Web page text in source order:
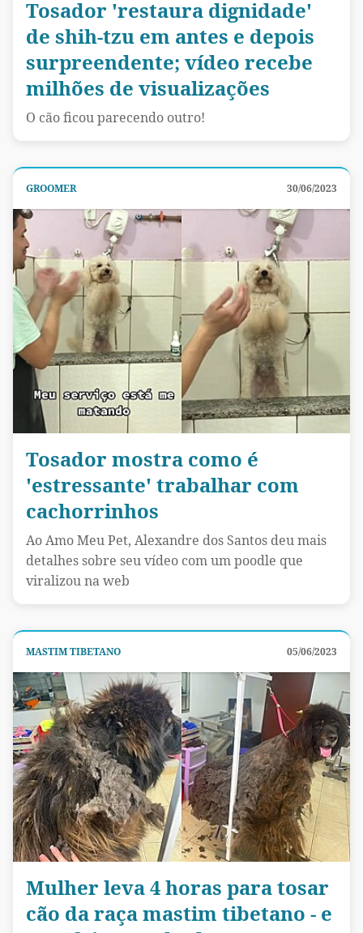
Tosador 'restaura dignidade'
de shih-tzu em antes e depois
surpreendente; vídeo recebe
milhões de visualizações
O cão ficou parecendo outro!
GROOMER 30/06/2023
Tosador mostra como é
'estressante' trabalhar com
cachorrinhos
Ao Amo Meu Pet, Alexandre dos Santos deu mais
detalhes sobre seu vídeo com um poodle que
viralizou na web
MASTIM TIBETANO 05/06/2023
Mulher leva 4 horas para tosar
cão da raça mastim tibetano - e